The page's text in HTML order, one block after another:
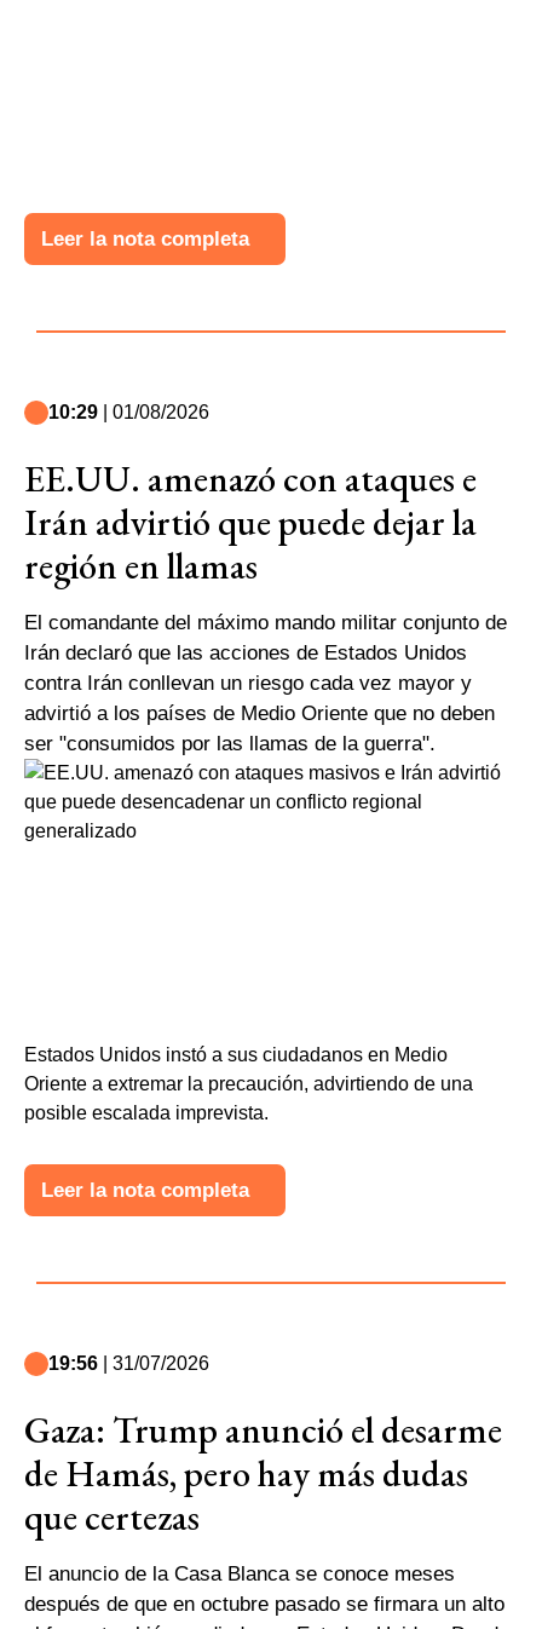
Leer la nota completa
10:29 | 01/08/2026
EE.UU. amenazó con ataques e
Irán advirtió que puede dejar la
región en llamas
El comandante del máximo mando militar conjunto de
Irán declaró que las acciones de Estados Unidos
contra Irán conllevan un riesgo cada vez mayor y
advirtió a los países de Medio Oriente que no deben
ser "consumidos por las llamas de la guerra".
Estados Unidos instó a sus ciudadanos en Medio
Oriente a extremar la precaución, advirtiendo de una
posible escalada imprevista.
Leer la nota completa
19:56 | 31/07/2026
Gaza: Trump anunció el desarme
de Hamás, pero hay más dudas
que certezas
El anuncio de la Casa Blanca se conoce meses
después de que en octubre pasado se firmara un alto